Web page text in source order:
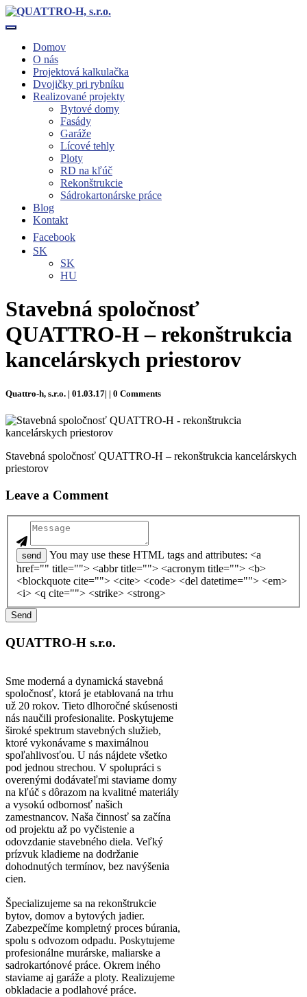
Toggle navigation
Domov
O nás
Projektová kalkulačka
Dvojičky pri rybníku
Realizované projekty
Bytové domy
Fasády
Garáže
Lícové tehly
Ploty
RD na kľúč
Rekonštrukcie
Sádrokartonárske práce
Blog
Kontakt
Facebook
SK
SK
HU
Stavebná spoločnosť
QUATTRO-H – rekonštrukcia
kancelárskych priestorov
Quattro-h, s.r.o. | 01.03.17| | 0 Comments
Stavebná spoločnosť QUATTRO-H – rekonštrukcia kancelárskych
priestorov
Leave a Comment
send
You may use these HTML tags and attributes: <a
href="" title=""> <abbr title=""> <acronym title=""> <b>
<blockquote cite=""> <cite> <code> <del datetime=""> <em>
<i> <q cite=""> <strike> <strong>
QUATTRO-H s.r.o.
Sme moderná a dynamická stavebná
spoločnosť, ktorá je etablovaná na trhu
už 20 rokov. Tieto dlhoročné skúsenosti
nás naučili profesionalite. Poskytujeme
široké spektrum stavebných služieb,
ktoré vykonávame s maximálnou
spoľahlivosťou. U nás nájdete všetko
pod jednou strechou. V spolupráci s
overenými dodávateľmi staviame domy
na kľúč s dôrazom na kvalitné materiály
a vysokú odbornosť našich
zamestnancov. Naša činnosť sa začína
od projektu až po vyčistenie a
odovzdanie stavebného diela. Veľký
prízvuk kladieme na dodržanie
dohodnutých termínov, bez navýšenia
cien.
Špecializujeme sa na rekonštrukcie
bytov, domov a bytových jadier.
Zabezpečíme kompletný proces búrania,
spolu s odvozom odpadu. Poskytujeme
profesionálne murárske, maliarske a
sadrokartónové práce. Okrem iného
staviame aj garáže a ploty. Realizujeme
obkladacie a podlahové práce.